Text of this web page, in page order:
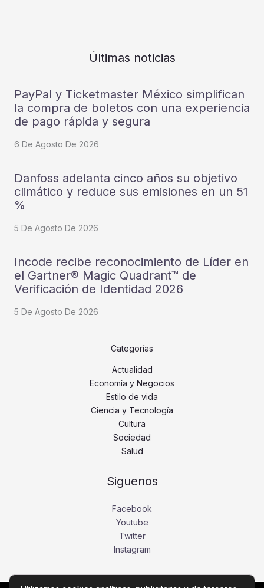
Últimas noticias
PayPal y Ticketmaster México simplifican
la compra de boletos con una experiencia
de pago rápida y segura
6 De Agosto De 2026
Danfoss adelanta cinco años su objetivo
climático y reduce sus emisiones en un 51
%
5 De Agosto De 2026
Incode recibe reconocimiento de Líder en
el Gartner® Magic Quadrant™ de
Verificación de Identidad 2026
5 De Agosto De 2026
Categorías
Actualidad
Economía y Negocios
Estilo de vida
Ciencia y Tecnología
Cultura
Sociedad
Salud
Siguenos
Facebook
Youtube
Twitter
Instagram